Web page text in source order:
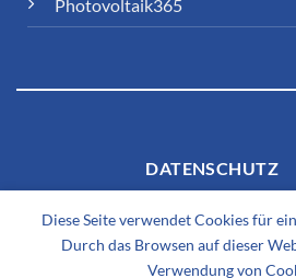
Photovoltaik365
DATENSCHUTZ
Diese Seite verwendet Cookies für
Durch das Browsen auf dieser
Verwendung von